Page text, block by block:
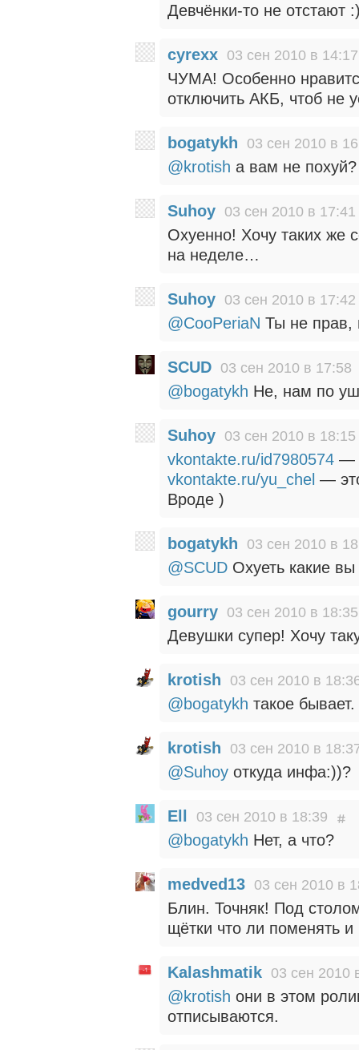
Девчёнки-то не отстают
cyrexx 03 сен 2010 в 14:17
ЧУМА! Особенно
отключить АКБ, чтоб не
bogatykh 03 сен 2010 в
@krotish а вам не похуй?
Suhoy 03 сен 2010 в 17:41
Охуенно! Хочу таких же
на неделе…
Suhoy 03 сен 2010 в 17:42
@CooPeriaN Ты не прав,
SCUD 03 сен 2010 в 17:58
@bogatykh Не, нам по
Suhoy 03 сен 2010 в 18:15
vkontakte.ru/id7980574 —
vkontakte.ru/yu_chel —
Вроде )
bogatykh 03 сен 2010 в
@SCUD Охуеть какие
gourry 03 сен 2010 в 18:35
Девушки супер! Хочу
krotish 03 сен 2010 в
@bogatykh такое бывает.
krotish 03 сен 2010 в
@Suhoy откуда инфа:))?
Ell 03 сен 2010 в 18:39
@bogatykh Нет, а что?
medved13 03 сен 2010 в
Блин. Точняк! Под
щётки что ли поменять и
Kalashmatik 03 сен 2010
@krotish они в этом
отписываются.